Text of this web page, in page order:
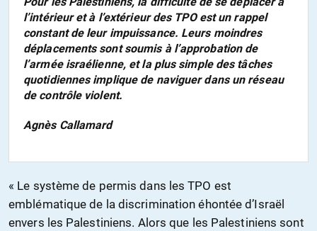
l’intérieur et à l’extérieur des TPO est un rappel
constant de leur impuissance. Leurs moindres
déplacements sont soumis à l’approbation de
l’armée israélienne, et la plus simple des tâches
quotidiennes implique de naviguer dans un réseau
de contrôle violent.
Agnès Callamard
« Le système de permis dans les TPO est
emblématique de la discrimination éhontée d’Israël
envers les Palestiniens. Alors que les Palestiniens sont